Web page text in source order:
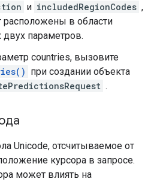
и includedRegionCodes ,
расположены в области
двух параметров.
countries, вызовите
при создании объекта
.
Unicode, отсчитываемое от
курсора в запросе.
может влиять на